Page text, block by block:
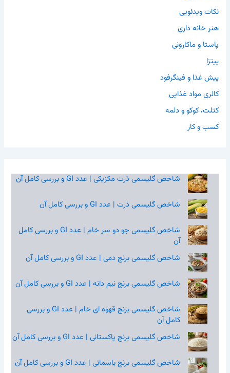
نکات ویدئویی
هنر خانه داری
پاستا و ماکارونی
پیتزا
پیش غذا و فینگرفود
کالری مواد غذایی
کتلت، کوکو و دلمه
کسب و کار
شاخص گلیسمی ذرت مکزیکی | عدد GI و بررسی کامل آن
شاخص گلیسمی ذرت | عدد GI و بررسی کامل آن
شاخص گلیسمی جو دو سر خام | عدد GI و بررسی کامل
آن
شاخص گلیسمی برنج دمی | عدد GI و بررسی کامل آن
شاخص گلیسمی برنج نیم‌ دانه | عدد GI و بررسی کامل آن
شاخص گلیسمی برنج قهوه‌ ای خام | عدد GI و بررسی
کامل آن
شاخص گلیسمی برنج پاکستانی | عدد GI و بررسی کامل آن
شاخص گلیسمی برنج باسماتی | عدد GI و بررسی کامل آن